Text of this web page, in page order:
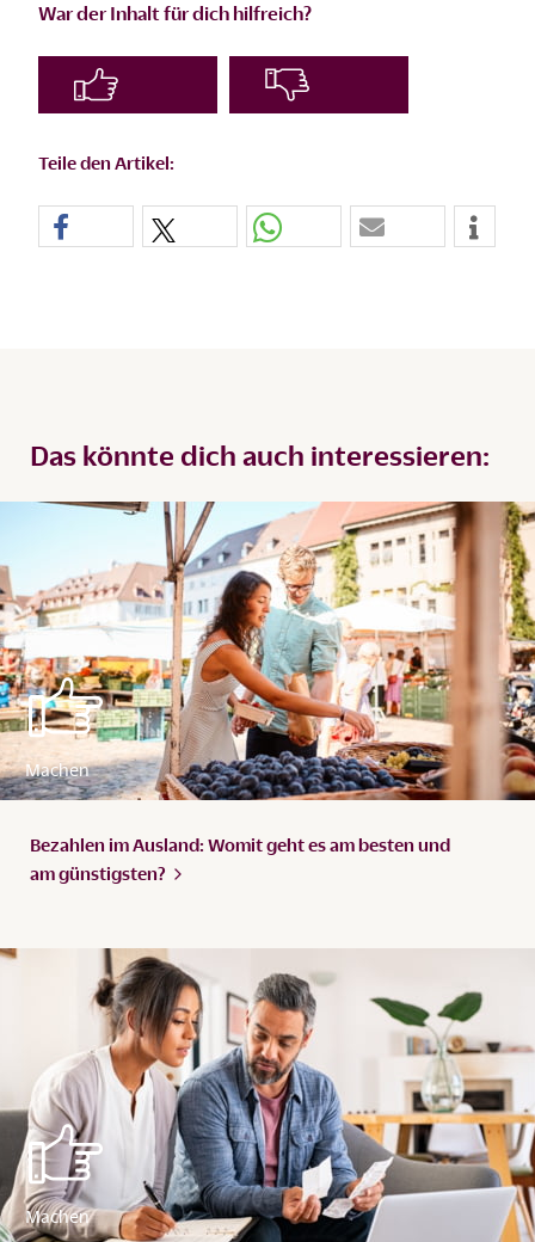
War der Inhalt für dich hilfreich?
Teile den Artikel:
Das könnte dich auch interessieren:
Bezahlen im Ausland: Womit geht es am besten und
amgünstigsten?